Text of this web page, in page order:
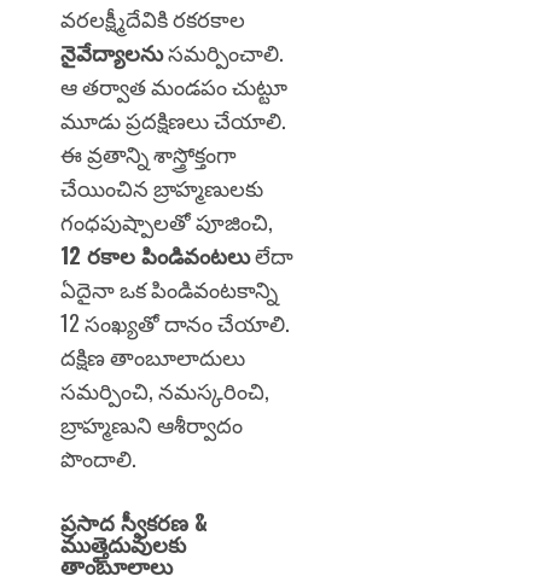
వరలక్ష్మీదేవికి రకరకాల
నైవేద్యాలనుసమర్పించాలి.
ఆ తర్వాత మండపం చుట్టూ
మూడు ప్రదక్షిణలు చేయాలి.
ఈ వ్రతాన్ని శాస్త్రోక్తంగా
చేయించిన బ్రాహ్మణులకు
గంధపుష్పాలతో పూజించి,
12 రకాల పిండివంటలులేదా
ఏదైనా ఒక పిండివంటకాన్ని
12 సంఖ్యతో దానం చేయాలి.
దక్షిణ తాంబూలాదులు
సమర్పించి, నమస్కరించి,
బ్రాహ్మణుని ఆశీర్వాదం
పొందాలి.
ప్రసాద స్వీకరణ &
ముత్తైదువులకు
తాంబూలాలు